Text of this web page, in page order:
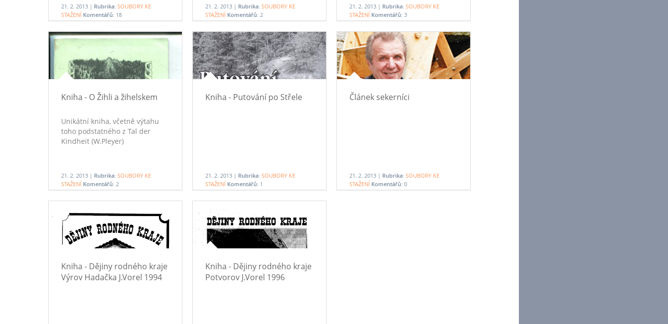
21. 2. 2013 | Rubrika: SOUBORY KE
STAŽENÍ Komentářů: 18
21. 2. 2013 | Rubrika: SOUBORY KE
STAŽENÍ Komentářů: 2
21. 2. 2013 | Rubrika: SOUBORY KE
STAŽENÍ Komentářů: 3
Kniha - O Žihli a žihelskem
Unikátní kniha, včetně výtahu
toho podstatného z Tal der
Kindheit (W.Pleyer)
21. 2. 2013 | Rubrika: SOUBORY KE
STAŽENÍ Komentářů: 2
Kniha - Putování po Střele
21. 2. 2013 | Rubrika: SOUBORY KE
STAŽENÍ Komentářů: 1
Článek sekerníci
21. 2. 2013 | Rubrika: SOUBORY KE
STAŽENÍ Komentářů: 0
Kniha - Dějiny rodného kraje
Výrov Hadačka J.Vorel 1994
Kniha - Dějiny rodného kraje
Potvorov J.Vorel 1996